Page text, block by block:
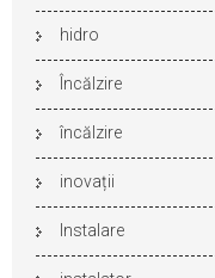
hidro
Încălzire
încălzire
inovații
Instalare